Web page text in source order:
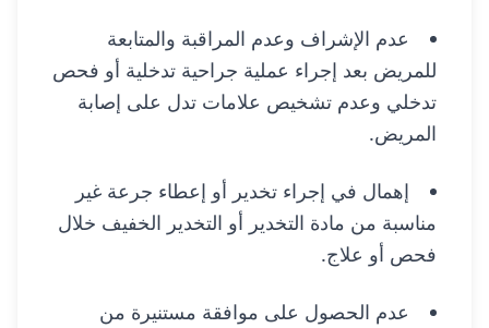
عدم الإشراف وعدم المراقبة والمتابعة
للمريض بعد إجراء عملية جراحية تدخلية أو فحص
تدخلي وعدم تشخيص علامات تدل على إصابة
المريض.
إهمال في إجراء تخدير أو إعطاء جرعة غير
مناسبة من مادة التخدير أو التخدير الخفيف خلال
فحص أو علاج.
عدم الحصول على موافقة مستنيرة من